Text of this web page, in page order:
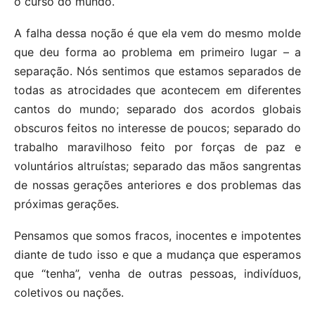
A falha dessa noção é que ela vem do mesmo molde
que deu forma ao problema em primeiro lugar – a
separação. Nós sentimos que estamos separados de
todas as atrocidades que acontecem em diferentes
cantos do mundo; separado dos acordos globais
obscuros feitos no interesse de poucos; separado do
trabalho maravilhoso feito por forças de paz e
voluntários altruístas; separado das mãos sangrentas
de nossas gerações anteriores e dos problemas das
próximas gerações.
Pensamos que somos fracos, inocentes e impotentes
diante de tudo isso e que a mudança que esperamos
que “tenha”, venha de outras pessoas, indivíduos,
coletivos ou nações.